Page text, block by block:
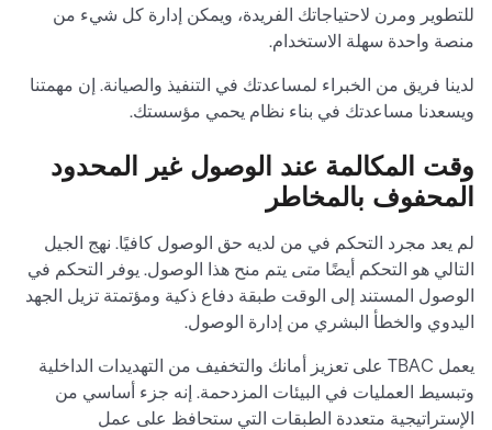
للتطوير ومرن لاحتياجاتك الفريدة، ويمكن إدارة كل شيء من
منصة واحدة سهلة الاستخدام.
لدينا فريق من الخبراء لمساعدتك في التنفيذ والصيانة. إن مهمتنا
ويسعدنا مساعدتك في بناء نظام يحمي مؤسستك.
وقت المكالمة عند الوصول غير المحدود
المحفوف بالمخاطر
لم يعد مجرد التحكم في من لديه حق الوصول كافيًا. نهج الجيل
التالي هو التحكم أيضًا متى يتم منح هذا الوصول. يوفر التحكم في
الوصول المستند إلى الوقت طبقة دفاع ذكية ومؤتمتة تزيل الجهد
اليدوي والخطأ البشري من إدارة الوصول.
يعمل TBAC على تعزيز أمانك والتخفيف من التهديدات الداخلية
وتبسيط العمليات في البيئات المزدحمة. إنه جزء أساسي من
الإستراتيجية متعددة الطبقات التي ستحافظ على عمل